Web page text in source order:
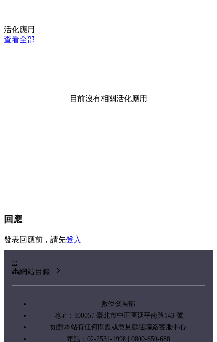
活化應用
查看全部
目前沒有相關活化應用
回應
發表回應前，請先登入
:::
網站目錄
數位發展部
地址：100057 臺北市中正區延平南路143 號
如對本站有任何問題或意見歡迎聯絡客服中心
電話：02-2531-1998 | 0800-650-688